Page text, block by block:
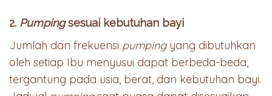
2. Pumpingsesuai kebutuhan bayi
Jumlah dan frekuensi pumpingyang dibutuhkan
oleh setiap Ibu menyusui dapat berbeda-beda,
tergantung pada usia, berat, dan kebutuhan bayi.